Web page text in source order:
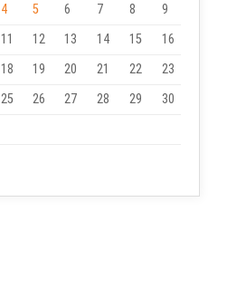
4 5 6 7 8
9
11 12 13 14 15
16
18 19 20 21 22
23
25 26 27 28 29
30